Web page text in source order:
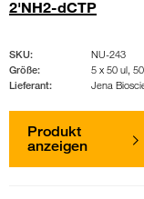
2'NH2-dCTP
SKU:
NU-243
Größe:
5 x 50 ul,
Lieferant:
Jena
Produkt
anzeigen